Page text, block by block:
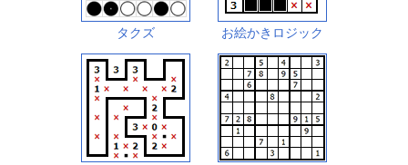
タクズ お絵かきロジック